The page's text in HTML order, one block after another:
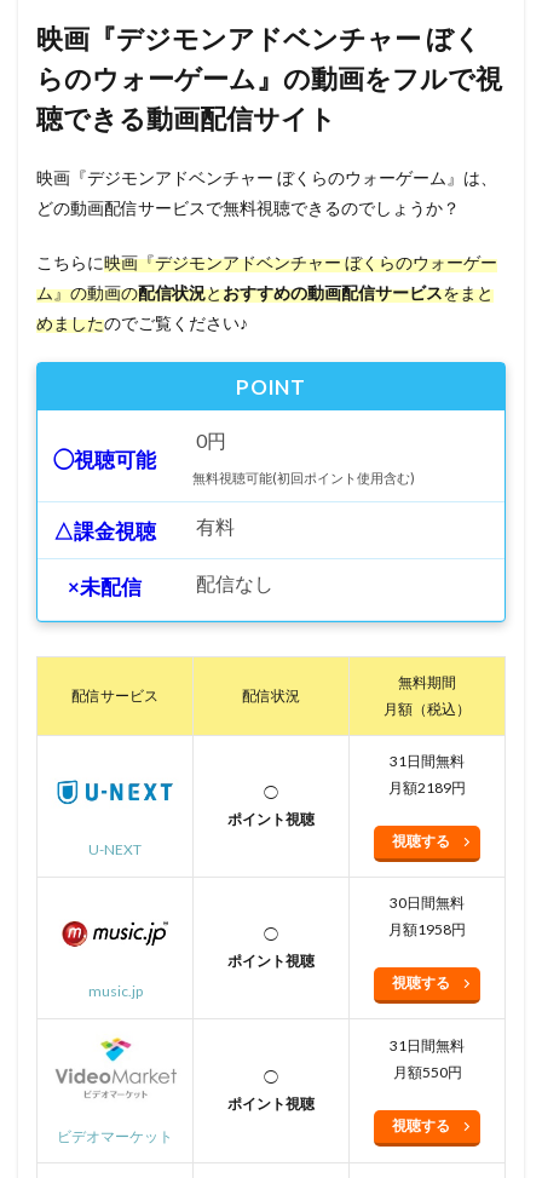
映画『デジモンアドベンチャー ぼく
らのウォーゲーム』の動画をフルで視
聴できる動画配信サイト
映画『デジモンアドベンチャー ぼくらのウォーゲーム』は、
どの動画配信サービスで無料視聴できるのでしょうか？
こちらに映画『デジモンアドベンチャー ぼくらのウォーゲー
ム』の動画の配信状況とおすすめの動画配信サービスをまと
めましたのでご覧ください♪
POINT
◯視聴可能
0円
無料視聴可能(初回ポイント使用含む)
△課金視聴 有料
×未配信 配信なし
配信サービス 配信状況
無料期間
月額（税込）
U-NEXT
◯
ポイント視聴
31日間無料
月額2189円
視聴する
music.jp
◯
ポイント視聴
30日間無料
月額1958円
視聴する
ビデオマーケット
◯
ポイント視聴
31日間無料
月額550円
視聴する